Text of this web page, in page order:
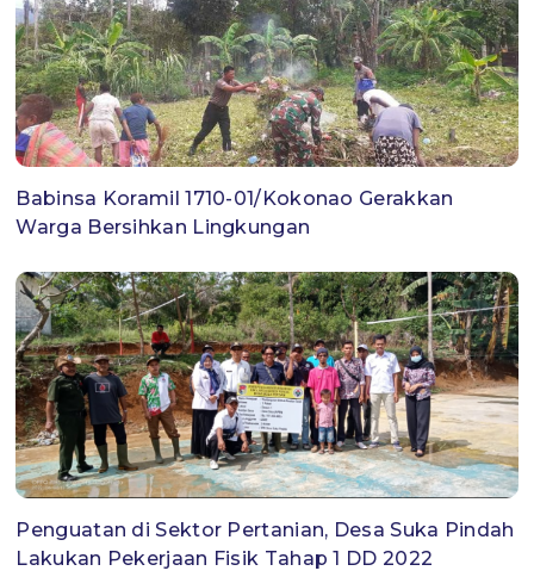
Babinsa Koramil 1710-01/Kokonao Gerakkan
Warga Bersihkan Lingkungan
Penguatan di Sektor Pertanian, Desa Suka Pindah
Lakukan Pekerjaan Fisik Tahap 1 DD 2022